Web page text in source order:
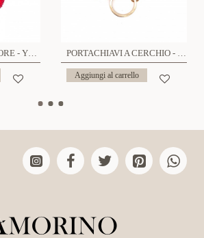
PORTACHIAVI A CUORE - YF23296E431 PORTACHIAVI A CERCHIO - YF23296E430
Aggiungi al carrello